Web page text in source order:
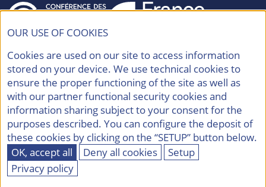
OUR USE OF COOKIES
Cookies are used on our site to access information
stored on your device. We use technical cookies to
ensure the proper functioning of the site as well as
with our partner functional security cookies and
information sharing subject to your consent for the
purposes described. You can configure the deposit of
these cookies by clicking on the “SETUP” button below.
OK, accept all
Deny all cookies
Setup
Privacy policy
Accréditations et Labels
Contacts
Mentions légales
Politique de confidentialité
Accessibilité
Plan du site
Eco-conception
Gestion des cookies
©2026 Université Paris Dauphine - PSL